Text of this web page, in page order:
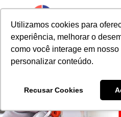
Utilizamos cookies para
experiência, melhorar o
como você interage em nosso
personalizar conteúdo.
Recusar Cookies